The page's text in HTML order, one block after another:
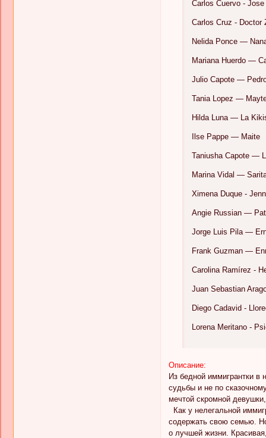
Carlos Cuervo - Jose
Carlos Cruz - Doctor
Nelida Ponce —
Mariana Huerdo —
Julio Capote —
Tania Lopez —
Hilda Luna — La
Ilse Pappe — Maite
Taniusha Capote —
Marina Vidal —
Ximena Duque -
Angie Russian —
Jorge Luis Pila —
Frank Guzman —
Carolina Ramírez -
Juan Sebastian
Diego Cadavid -
Lorena Meritano -
Описание:
Из бедной иммигрантки в
судьбы и не по
мечтой скромной
Как у нелегальной
содержать свою семью.
о лучшей жизни.